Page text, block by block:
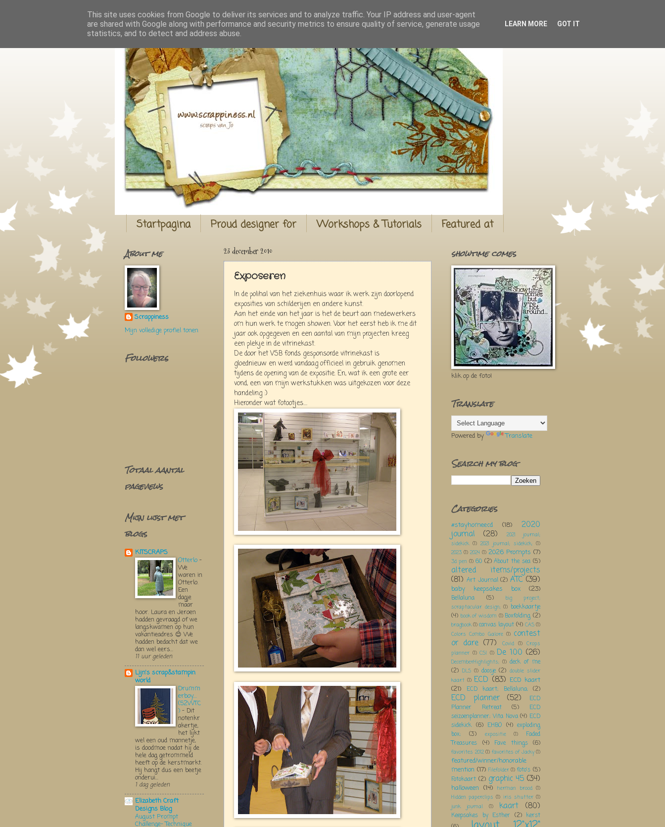
Startpagina Proud designer for Workshops & Tutorials Featured at
23 december 2010
Exposeren
In de polihal van het ziekenhuis waar ik werk zijn doorlopend
exposities van schilderijen en andere kunst.
Aan het einde van het jaar is het de beurt aan medewerkers
om hun werk te mogen showen. Voor het eerst heb ik me dit
jaar ook opgegeven en een aantal van mijn projecten kreeg
een plekje in de vitrinekast.
De door het VSB fonds gesponsorde vitrinekast is
gloednieuw en werd vandaag officieel in gebruik genomen
tijdens de opening van de expositie. En, wat ik een grote eer
vond, een van mijn werkstukken was uitgekozen voor deze
handeling :)
Hieronder wat fotootjes....
About me
Scrappiness
Mijn volledige profiel tonen
Followers
Totaal aantal
pageviews
Mijn lijst met
blogs
KITSCRAPS
Otterlo -
We
waren in
Otterlo.
Een
dagje
maar
hoor. Laura en Jeroen
hadden gevraagd of we
langskwamen op hun
vakantieadres 😊 We
hadden bedacht dat we
dan wel eers...
11 uur geleden
Lijn's scrap&stampin
world
Drumm
erboy....
(52WTC
) - Dit
notenkr
akertje,
het lijkt
wel een oud mannetje,
is doodmoe nadat hij de
hele dag getrommeld
heeft op de kerstmarkt.
Hij hangt dus een beetje
onderui...
1 dag geleden
Elizabeth Craft
Designs Blog
August Prompt
Challenge- Technique
showtime comes
klik op de foto!
Translate
Powered by Translate
Search my blog
Categories
#stayhomeecd (18) 2020
journal (28)
2021 journal;
sidekick (1) 2021 journal; sidekick; (1)
2023 (1) 2024 (1) 2026 Prompts (7)
3d pen (1) 60 (2) About the sea (5)
altered items/projects
(81) Art Journal (2) ATC (39)
baby keepsakes box (23)
Bellaluna (5)
big project;
scraptacular design; (1) boekkaartje
(4) book of wisdom (1) Boxfolding (2)
bragbook(1)canvas layout (4) CAS(1)
Colors Combo Galore (1) contest
or dare (77) Covid (1) Crops
planner (1) CSI (1) De 100 (26)
DecemberHighlights; (1) deck of me
(2) DLS (1) doosje (2) double slider
kaart (1) ECD (83) ECD kaart
(21)
ECD kaart; Bellaluna; (2)
ECD planner (52)
ECD
Planner Retreat
(5)
ECD
seizoenplanner; Vita Nova (4) ECD
sidekick (6) EHBO (4) exploding
box;
(3) expositie (1)
Faded
Treasures
(4) Fave things (6)
favorites 2012 (1) favorites of Jacky (1)
featured/winner/honorable
mention (17) Filefolder (1) foto's (5)
Fotokaart (2) graphic 45 (34)
halloween (14) herman brood (1)
Hidden paperclips (1) iris shutter (1)
junk journal
(1) kaart (80)
Keepsakes by Esther (2) kerst
This site uses cookies from Google to deliver its services and to analyze traffic. Your IP address and user-agent
are shared with Google along with performance and security metrics to ensure quality of service, generate usage
statistics, and to detect and address abuse.
LEARN MORE GOT IT